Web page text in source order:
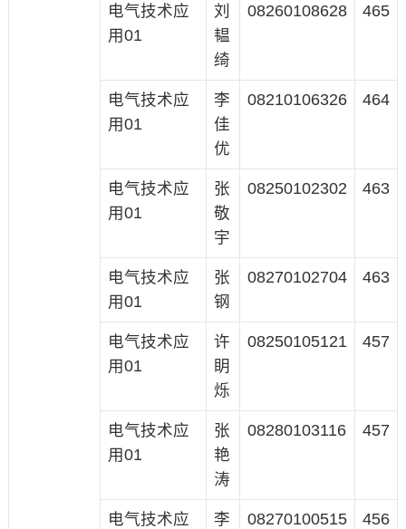
电气技术应
用01
刘
韫
绮
08260108628 465
电气技术应
用01
李
佳
优
08210106326 464
电气技术应
用01
张
敬
宇
08250102302 463
电气技术应
用01
张
钢
08270102704 463
电气技术应
用01
许
眀
烁
08250105121 457
电气技术应
用01
张
艳
涛
08280103116 457
电气技术应
李
08270100515 456